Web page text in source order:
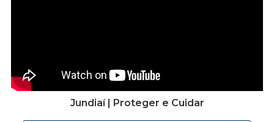
Jundiaí | Proteger e Cuidar